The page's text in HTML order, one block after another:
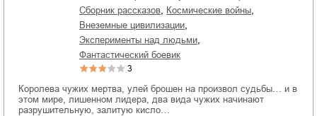
сборник рассказов космические войны
внеземные цивилизации
эксперименты над людьми
фантастический боевик
3
Королева чужих мертва, улей брошен на произвол судьбы… и в
этом мире, лишенном лидера, два вида чужих начинают
разрушительную, залитую кисло…